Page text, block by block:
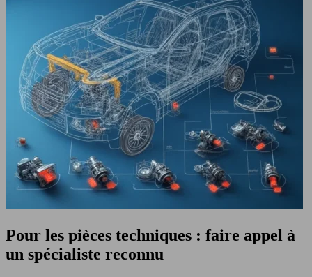
Pour les pièces techniques : faire appel à
un spécialiste reconnu